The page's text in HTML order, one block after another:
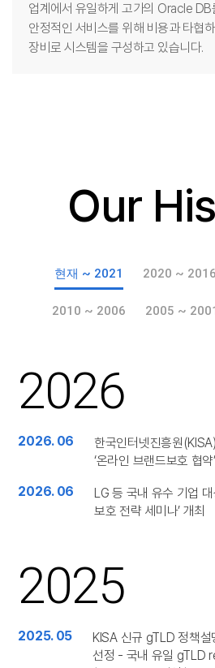
업계에서 유일하게 고가의 Oracle DB
안정적인 서비스를 위해 비용과 타협
장비로 시스템을 구성하고 있습니다.
Our
현재 ~ 2021 2020 ~ 2016
2010 ~ 2006 2005 ~
2026
2026. 06
한국인터넷진흥원
‘온라인 브랜드보호 협약
2026. 06
LG 등 국내 유수 기업
보호 전략 세미나’ 개최
2025
2025. 05
KISA 신규 gTLD 정책
선정 - 국내 유일 gTLD